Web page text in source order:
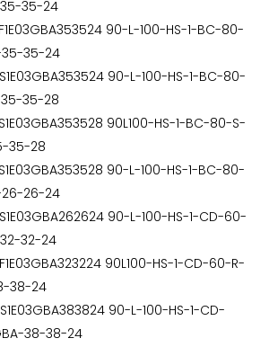
35-24
90-L-100-HS-1-BC-80-
35-35-24
90-L-100-HS-1-BC-80-
35-28
90L100-HS-1-BC-80-S-
35-28
90-L-100-HS-1-BC-80-
26-26-24
90-L-100-HS-1-CD-60-
32-24
90L100-HS-1-CD-60-R-
38-24
90-L-100-HS-1-CD-
38-38-24